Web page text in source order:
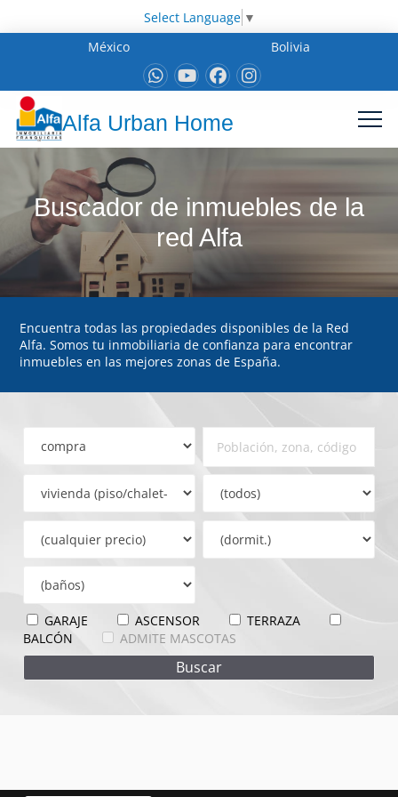
Select Language ▼
México
Bolivia
Alfa Urban Home
Buscador de inmuebles de la
red Alfa
Encuentra todas las propiedades disponibles de la Red
Alfa. Somos tu inmobiliaria de confianza para encontrar
inmuebles en las mejores zonas de España.
GARAJE ASCENSOR
TERRAZA
BALCÓN
ADMITE MASCOTAS